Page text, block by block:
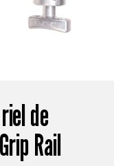
de
Rail